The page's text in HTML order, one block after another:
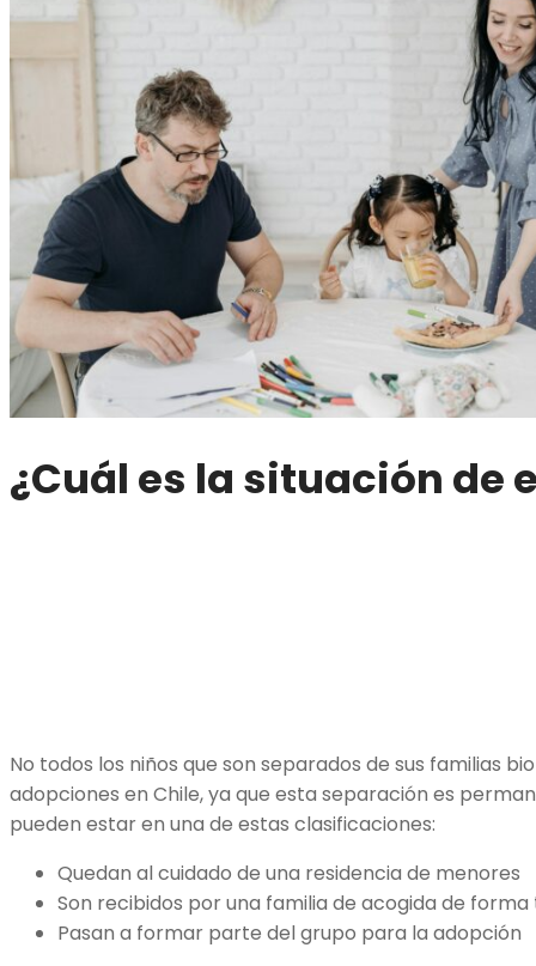
¿Cuál es la situación de
No todos los niños que son separados de sus familias
adopciones en Chile, ya que esta separación es
pueden estar en una de estas clasificaciones:
Quedan al cuidado de una residencia de menores
Son recibidos por una familia de acogida de
Pasan a formar parte del grupo para la adopción